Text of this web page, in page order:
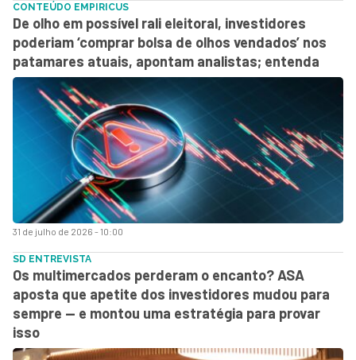
31 de julho de 2026 - 10:00
CONTEÚDO EMPIRICUS
De olho em possível rali eleitoral, investidores
poderiam ‘comprar bolsa de olhos vendados’ nos
patamares atuais, apontam analistas; entenda
SD ENTREVISTA
Os multimercados perderam o encanto? ASA
aposta que apetite dos investidores mudou para
sempre — e montou uma estratégia para provar
isso